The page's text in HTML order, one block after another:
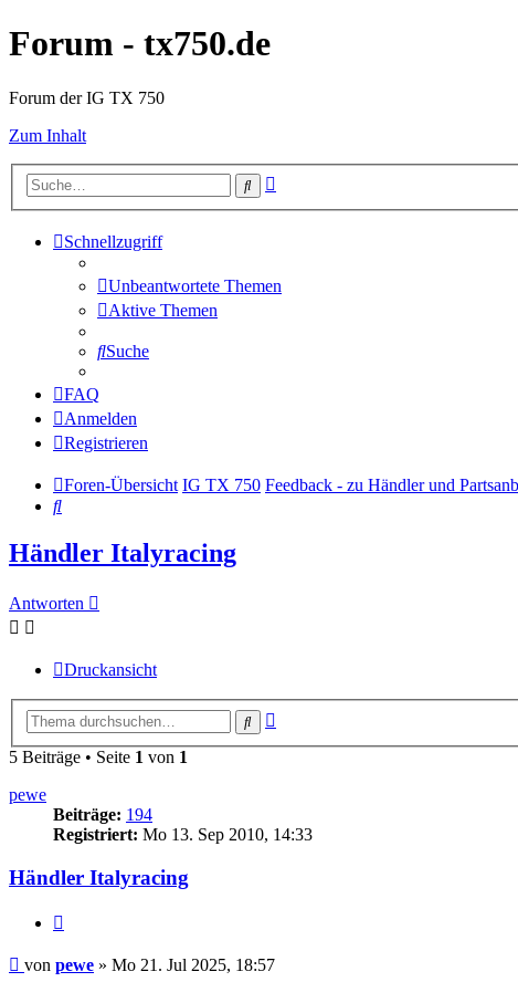
Forum - tx750.de
Forum der IG TX 750
Zum Inhalt
Suche
Schnellzugriff
Unbeantwortete Themen
Aktive Themen
Suche
FAQ
Anmelden
Registrieren
Foren-Übersicht IG TX 750 Feedback - zu Händler und
Suche
Händler Italyracing
Antworten
Druckansicht
Suche
5 Beiträge • Seite 1 von 1
pewe
Beiträge: 194
Registriert: Mo 13. Sep 2010, 14:33
Händler Italyracing
Beitrag
von pewe » Mo 21. Jul 2025, 18:57